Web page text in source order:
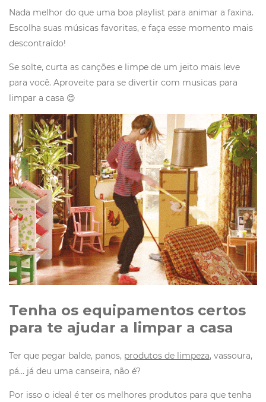
Nada melhor do que uma boa playlist para animar a faxina.
Escolha suas músicas favoritas, e faça esse momento mais
descontraído!
Se solte, curta as canções e limpe de um jeito mais leve
para você. Aproveite para se divertir com musicas para
limpar a casa 😊
Tenha os equipamentos certos
para te ajudar a limpar a casa
Ter que pegar balde, panos, produtos de limpeza, vassoura,
pá… já deu uma canseira, não é?
Por isso o ideal é ter os melhores produtos para que tenha